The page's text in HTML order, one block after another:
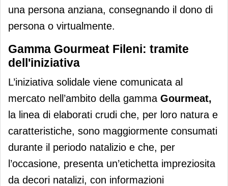
una persona anziana, consegnando il dono di
persona o virtualmente.
Gamma Gourmeat Fileni: tramite
dell'iniziativa
L’iniziativa solidale viene comunicata al
mercato nell’ambito della gamma Gourmeat,
la linea di elaborati crudi che, per loro natura e
caratteristiche, sono maggiormente consumati
durante il periodo natalizio e che, per
l’occasione, presenta un’etichetta impreziosita
da decori natalizi, con informazioni